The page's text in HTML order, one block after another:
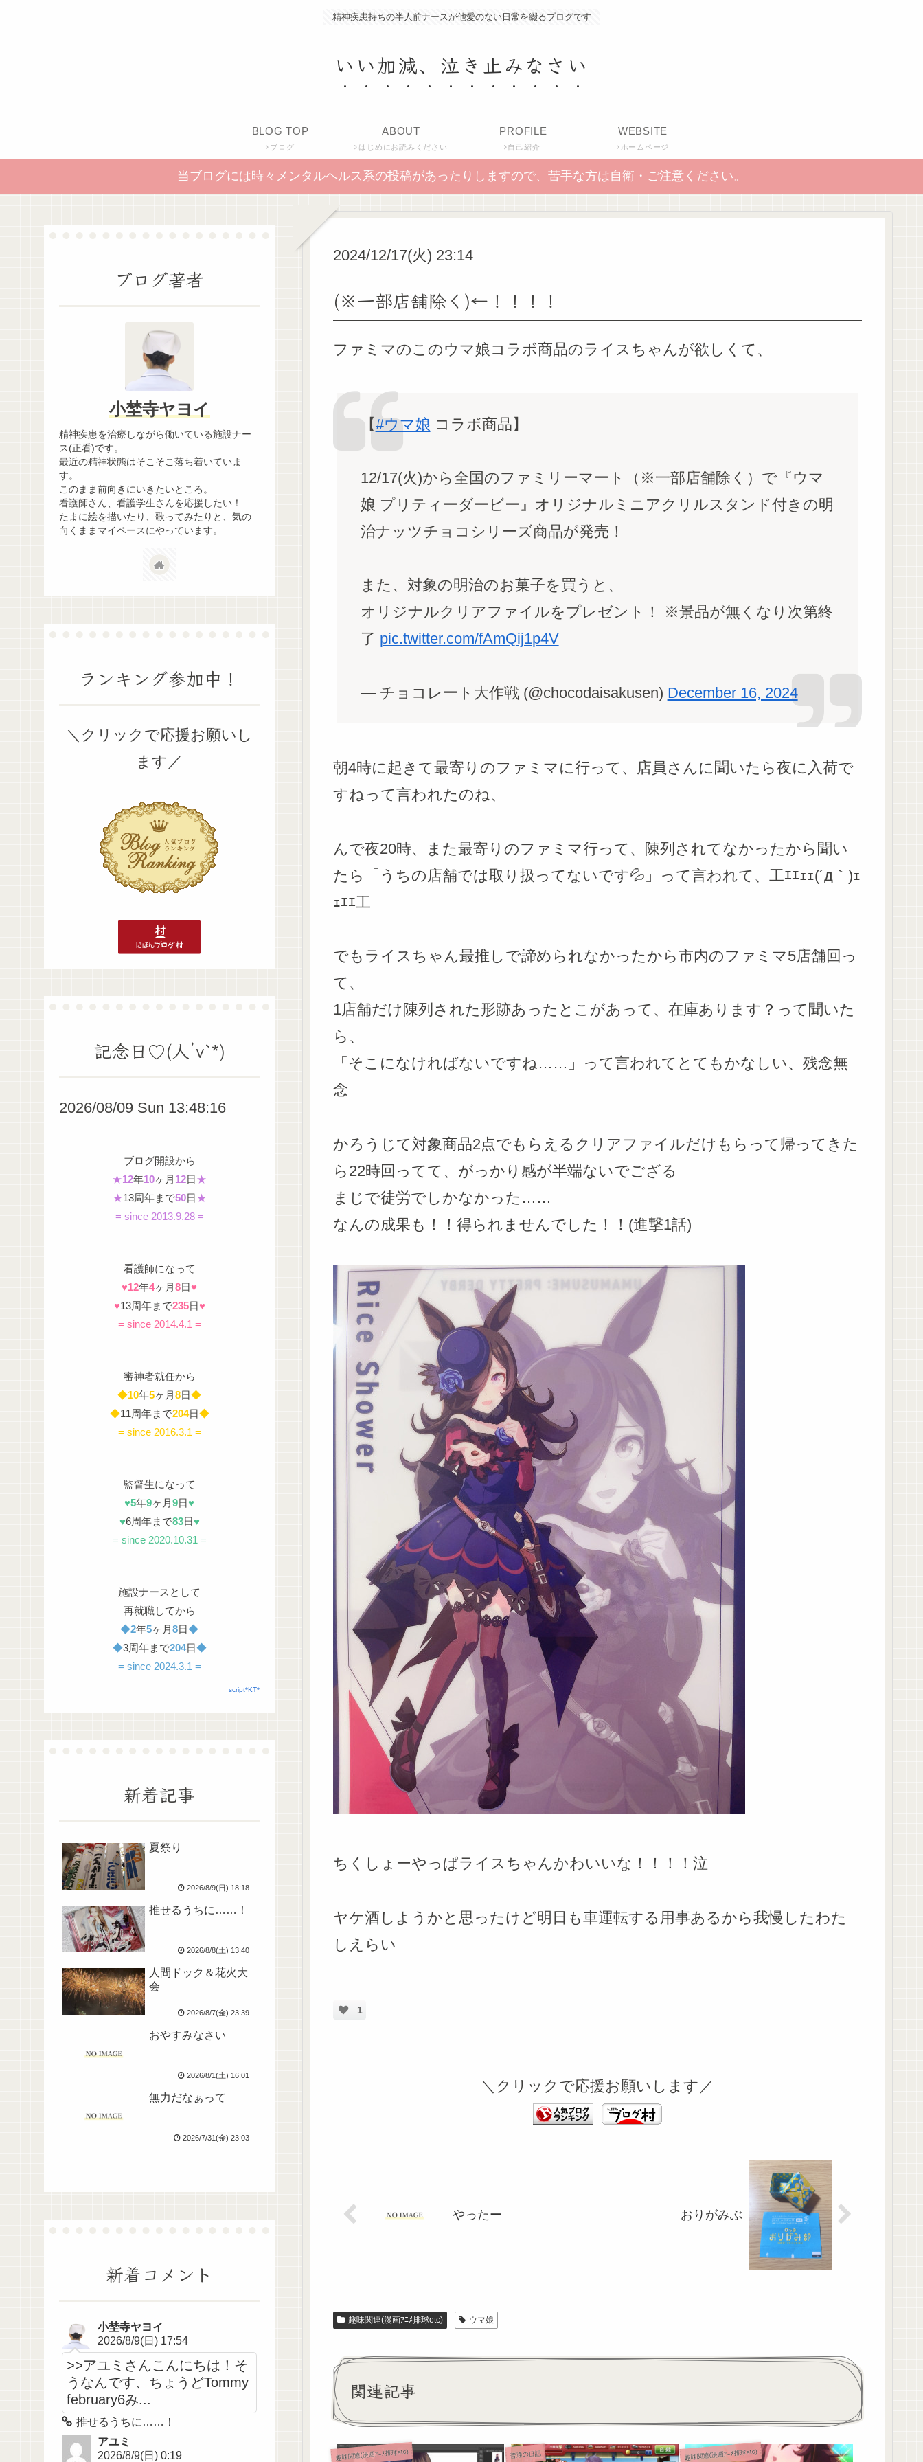
精神疾患持ちの半人前ナースが他愛のない日常を綴るブログです
いい加減、泣き止みなさい
BLOG TOP
ブログ
ABOUT
はじめにお読みください
PROFILE
自己紹介
WEBSITE
ホームページ
当ブログには時々メンタルヘルス系の投稿があったりしますので、苦手な方は自衛・ご注意ください。
2024/12/17(火) 23:14
(※一部店舗除く)←！！！！
ファミマのこのウマ娘コラボ商品のライスちゃんが欲しくて、
【#ウマ娘 コラボ商品】
12/17(火)から全国のファミリーマート（※一部店舗除く）で『ウマ
娘 プリティーダービー』オリジナルミニアクリルスタンド付きの明
治ナッツチョコシリーズ商品が発売！
また、対象の明治のお菓子を買うと、
オリジナルクリアファイルをプレゼント！ ※景品が無くなり次第終
了 pic.twitter.com/fAmQij1p4V
— チョコレート大作戦 (@chocodaisakusen) December 16, 2024
朝4時に起きて最寄りのファミマに行って、店員さんに聞いたら夜に入荷で
すねって言われたのね、
んで夜20時、また最寄りのファミマ行って、陳列されてなかったから聞い
たら「うちの店舗では取り扱ってないです💦」って言われて、工ｴｴｪｪ(´д｀)ｪ
ｪｴｴ工
でもライスちゃん最推しで諦められなかったから市内のファミマ5店舗回っ
て、
1店舗だけ陳列された形跡あったとこがあって、在庫あります？って聞いた
ら、
「そこになければないですね……」って言われてとてもかなしい、残念無
念
かろうじて対象商品2点でもらえるクリアファイルだけもらって帰ってきた
ら22時回ってて、がっかり感が半端ないでござる
まじで徒労でしかなかった……
なんの成果も！！得られませんでした！！(進撃1話)
ちくしょーやっぱライスちゃんかわいいな！！！！泣
ヤケ酒しようかと思ったけど明日も車運転する用事あるから我慢したわた
しえらい
1
＼クリックで応援お願いします／
やったー おりがみぶ
趣味関連(漫画ｱﾆﾒ排球etc) ウマ娘
関連記事
趣味関連(漫画ｱﾆﾒ排球etc) 普通の日記 趣味関連(漫画ｱﾆﾒ排球etc)
ブログ著者
小埜寺ヤヨイ
精神疾患を治療しながら働いている施設ナー
ス(正看)です。
最近の精神状態はそこそこ落ち着いていま
す。
このまま前向きにいきたいところ。
看護師さん、看護学生さんを応援したい！
たまに絵を描いたり、歌ってみたりと、気の
向くままマイペースにやっています。
ランキング参加中！
＼クリックで応援お願いし
ます／
記念日♡(人’v`*)
2026/08/09 Sun 13:48:17
ブログ開設から
★12年10ヶ月 12日★
★13周年まで50日★
= since 2013.9.28 =
看護師になって
♥12年4ヶ月8日♥
♥13周年まで235日♥
= since 2014.4.1 =
審神者就任から
◆10年5ヶ月8日◆
◆11周年まで204日◆
= since 2016.3.1 =
監督生になって
♥5年9ヶ月9日♥
♥6周年まで83日♥
= since 2020.10.31 =
施設ナースとして
再就職してから
◆2年5ヶ月8日◆
◆3周年まで204日◆
= since 2024.3.1 =
script*KT*
新着記事
夏祭り
2026/8/9(日) 18:18
推せるうちに……！
2026/8/8(土) 13:40
人間ドック＆花火大
会
2026/8/7(金) 23:39
おやすみなさい
2026/8/1(土) 16:01
無力だなぁって
2026/7/31(金) 23:03
新着コメント
小埜寺ヤヨイ
2026/8/9(日) 17:54
>>アユミさんこんにちは！そ
うなんです、ちょうどTommy
february6み...
推せるうちに……！
アユミ
2026/8/9(日) 0:19